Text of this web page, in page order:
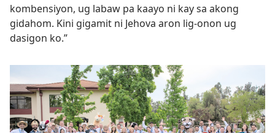
kombensiyon, ug labaw pa kaayo ni kay sa akong
gidahom. Kini gigamit ni Jehova aron lig-onon ug
dasigon ko.”